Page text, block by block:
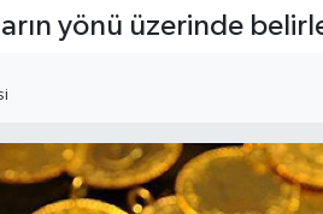
yönü üzerinde